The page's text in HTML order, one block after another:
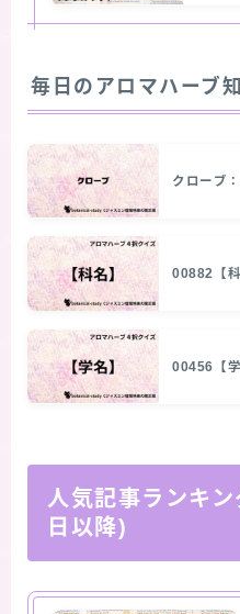
毎日のアロマハーブ
クローブ
00882【
00456【
人気記事ランキ
日以降)